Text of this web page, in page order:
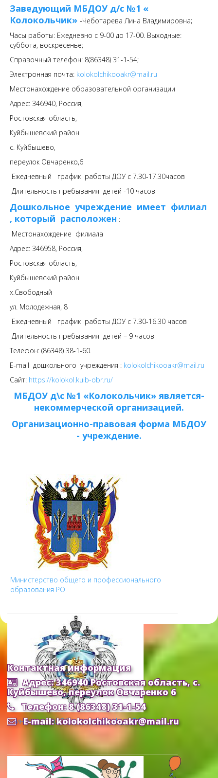
Заведующий МБДОУ д/с №1 «
Колокольчик» -Чеботарева Лина Владимировна;
Часы работы: Ежедневно с 9-00 до 17-00. Выходные:
суббота, воскресенье;
Справочный телефон: 8(86348) 31-1-54;
Электронная почта: kolokolchikooakr@mail.ru
Местонахождение образовательной организации
Адрес: 346940, Россия,
Ростовская область,
Куйбышевский район
с. Куйбышево,
переулок Овчаренко,6
Ежедневный график работы ДОУ с 7.30-17.30часов
Длительность пребывания детей -10 часов
Дошкольное учреждение имеет филиал
, который расположен :
Местонахождение филиала
Адрес: 346958, Россия,
Ростовская область,
Куйбышевский район
х.Свободный
ул. Молодежная, 8
Ежедневный график работы ДОУ с 7.30-16.30 часов
Длительность пребывания детей – 9 часов
Телефон: (86348) 38-1-60.
E-mail дошкольного учреждения : kolokolchikooakr@mail.ru
Сайт: https://kolokol.kuib-obr.ru/
МБДОУ д\с №1 «Колокольчик» является-
некоммерческой организацией.
Организационно-правовая форма МБДОУ
- учреждение.
Министерство общего и профессионального
образования РО
Министерство Образования и Науки РФ
Контактная информация
Адрес: 346940 Ростовская область, с.
Куйбышево, переулок Овчаренко 6
Телефон: 8 (86348) 31-1-54
E-mail: kolokolchikooakr@mail.ru